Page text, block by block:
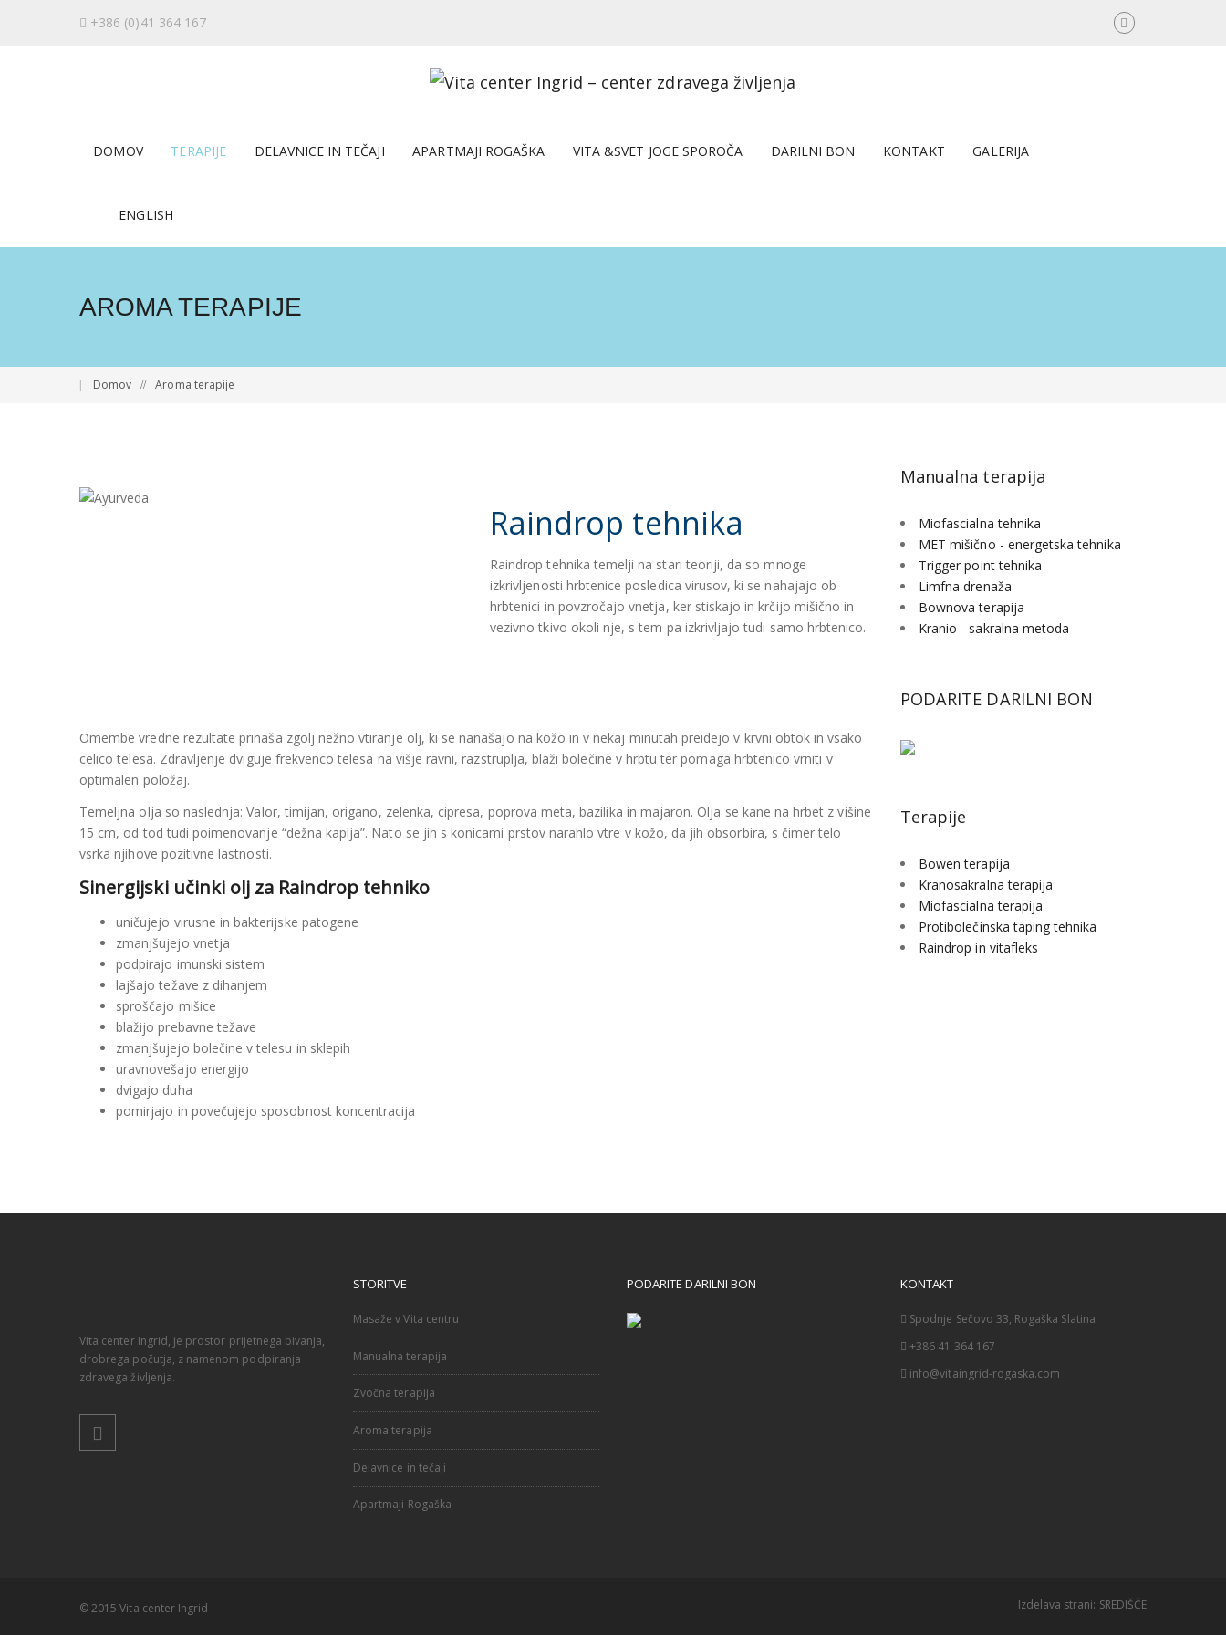
+386 (0)41 364 167
DOMOV TERAPIJE DELAVNICE IN TEČAJI APARTMAJI ROGAŠKA VITA &SVET JOGE SPOROČA DARILNI BON KONTAKT GALERIJA
ENGLISH
AROMA TERAPIJE
Domov Aroma terapije
Raindrop tehnika
Raindrop tehnika temelji na stari teoriji, da so mnoge
izkrivljenosti hrbtenice posledica virusov, ki se nahajajo ob
hrbtenici in povzročajo vnetja, ker stiskajo in krčijo mišično in
vezivno tkivo okoli nje, s tem pa izkrivljajo tudi samo hrbtenico.
Omembe vredne rezultate prinaša zgolj nežno vtiranje olj, ki se nanašajo na kožo in v nekaj minutah preidejo v krvni obtok in vsako
celico telesa. Zdravljenje dviguje frekvenco telesa na višje ravni, razstruplja, blaži bolečine v hrbtu ter pomaga hrbtenico vrniti v
optimalen položaj.
Temeljna olja so naslednja: Valor, timijan, origano, zelenka, cipresa, poprova meta, bazilika in majaron. Olja se kane na hrbet z višine
15 cm, od tod tudi poimenovanje “dežna kaplja”. Nato se jih s konicami prstov narahlo vtre v kožo, da jih obsorbira, s čimer telo
vsrka njihove pozitivne lastnosti.
Sinergijski učinki olj za Raindrop tehniko
uničujejo virusne in bakterijske patogene
zmanjšujejo vnetja
podpirajo imunski sistem
lajšajo težave z dihanjem
sproščajo mišice
blažijo prebavne težave
zmanjšujejo bolečine v telesu in sklepih
uravnovešajo energijo
dvigajo duha
pomirjajo in povečujejo sposobnost koncentracija
Manualna terapija
Miofascialna tehnika
MET mišično - energetska tehnika
Trigger point tehnika
Limfna drenaža
Bownova terapija
Kranio - sakralna metoda
PODARITE DARILNI BON
Terapije
Bowen terapija
Kranosakralna terapija
Miofascialna terapija
Protibolečinska taping tehnika
Raindrop in vitafleks
Vita center Ingrid, je prostor prijetnega bivanja,
drobrega počutja, z namenom podpiranja
zdravega življenja.
STORITVE
Masaže v Vita centru
Manualna terapija
Zvočna terapija
Aroma terapija
Delavnice in tečaji
Apartmaji Rogaška
PODARITE DARILNI BON KONTAKT
Spodnje Sečovo 33, Rogaška Slatina
+386 41 364 167
info@vitaingrid-rogaska.com
© 2015 Vita center Ingrid Izdelava strani: SREDIŠČE